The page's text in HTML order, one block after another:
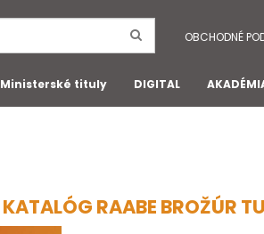
OBCHODNÉ
Ministerské tituly DIGITAL
KATALÓG RAABE BROŽÚR TU